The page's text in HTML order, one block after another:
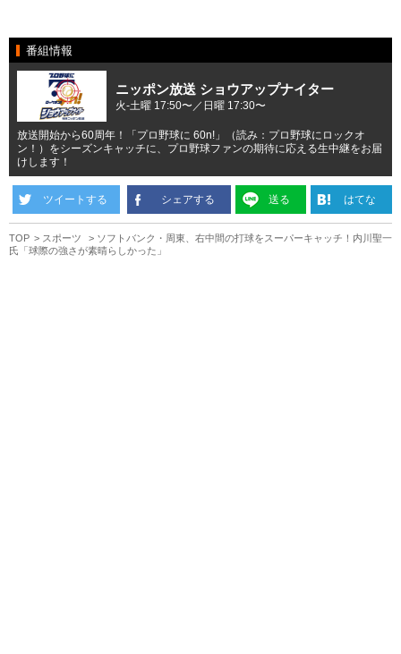
番組情報
ニッポン放送 ショウアップナイター
火-土曜 17:50〜／日曜 17:30〜
放送開始から60周年！「プロ野球に 60n!」（読み：プロ野球にロックオ
ン！）をシーズンキャッチに、プロ野球ファンの期待に応える生中継をお届
けします！
ツイートする シェアする 送る はてな
TOP スポーツ
ソフトバンク・周東、右中間の打球をスーパーキャッチ！内川聖一
氏「球際の強さが素晴らしかった」